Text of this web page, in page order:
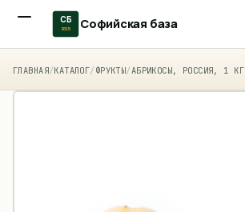
СБ
2015 Софийская база
ГЛАВНАЯ/КАТАЛОГ/ ФРУКТЫ/АБРИКОСЫ, РОССИЯ, 1 КГ